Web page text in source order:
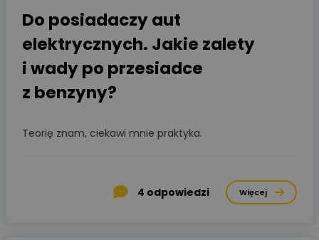
Do posiadaczy aut
elektrycznych. Jakie zalety
i wady po przesiadce
z benzyny?
Teorię znam, ciekawi mnie praktyka.
4 odpowiedzi Więcej